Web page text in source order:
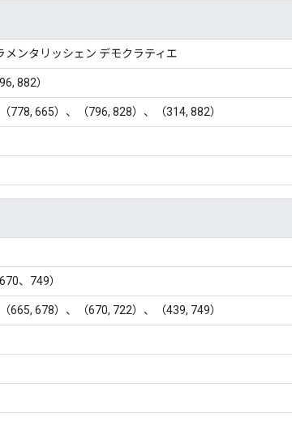
メンタリッシェン デモクラティエ
882）
778, 665）、（796, 828）、（314, 882）
、749）
665, 678）、（670, 722）、（439, 749）